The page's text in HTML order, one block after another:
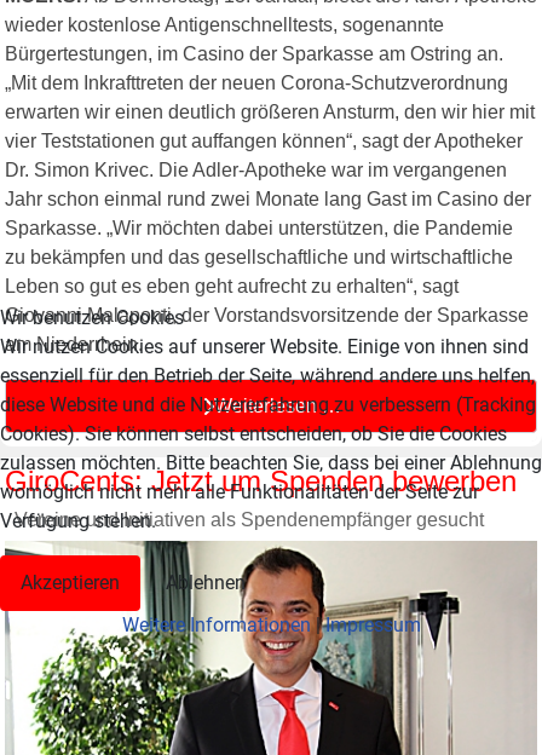
wieder kostenlose Antigenschnelltests, sogenannte
Bürgertestungen, im Casino der Sparkasse am Ostring an.
„Mit dem Inkrafttreten der neuen Corona-Schutzverordnung
erwarten wir einen deutlich größeren Ansturm, den wir hier mit
vier Teststationen gut auffangen können“, sagt der Apotheker
Dr. Simon Krivec. Die Adler-Apotheke war im vergangenen
Jahr schon einmal rund zwei Monate lang Gast im Casino der
Sparkasse. „Wir möchten dabei unterstützen, die Pandemie
zu bekämpfen und das gesellschaftliche und wirtschaftliche
Leben so gut es eben geht aufrecht zu erhalten“, sagt
Giovanni Malaponti, der Vorstandsvorsitzende der Sparkasse
am Niederrhein.
Weiterlesen …
GiroCents: Jetzt um Spenden bewerben
Vereine und Initiativen als Spendenempfänger gesucht
Wir benutzen Cookies
Wir nutzen Cookies auf unserer Website. Einige von ihnen sind
essenziell für den Betrieb der Seite, während andere uns helfen,
diese Website und die Nutzererfahrung zu verbessern (Tracking
Cookies). Sie können selbst entscheiden, ob Sie die Cookies
zulassen möchten. Bitte beachten Sie, dass bei einer Ablehnung
womöglich nicht mehr alle Funktionalitäten der Seite zur
Verfügung stehen.
Akzeptieren
Ablehnen
Weitere Informationen|Impressum